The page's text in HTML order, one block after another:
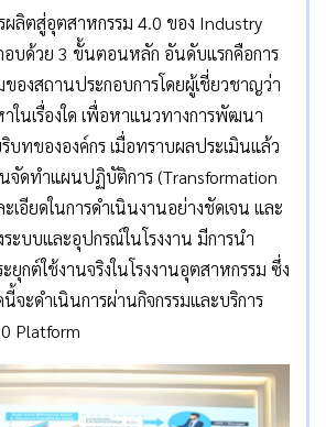
ผลิตสู่อุตสาหกรรม 4.0 ของ Industry
อบด้วย 3 ขั้นตอนหลัก อันดับแรกคือการ
องสถานประกอบการโดยผู้เชี่ยวชาญว่า
นเรื่องใด เพื่อหาแนวทางการพัฒนา
บทขององค์กร เมื่อทราบผลประเมินแล้ว
จัดทำแผนปฏิบัติการ (Transformation
เอียดในการดำเนินงานอย่างชัดเจน และ
ะบบและอุปกรณ์ในโรงงาน มีการนำ
ยุกต์ใช้งานจริงในโรงงานอุตสาหกรรม ซึ่ง
จะดำเนินการผ่านกิจกรรมและบริการ
Platform